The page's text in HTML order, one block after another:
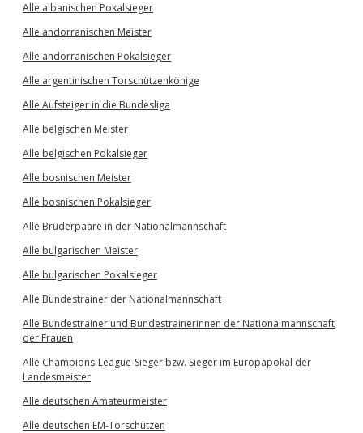
Alle albanischen Pokalsieger
Alle andorranischen Meister
Alle andorranischen Pokalsieger
Alle argentinischen Torschützenkönige
Alle Aufsteiger in die Bundesliga
Alle belgischen Meister
Alle belgischen Pokalsieger
Alle bosnischen Meister
Alle bosnischen Pokalsieger
Alle Brüderpaare in der Nationalmannschaft
Alle bulgarischen Meister
Alle bulgarischen Pokalsieger
Alle Bundestrainer der Nationalmannschaft
Alle Bundestrainer und Bundestrainerinnen der Nationalmannschaft
der Frauen
Alle Champions-League-Sieger bzw. Sieger im Europapokal der
Landesmeister
Alle deutschen Amateurmeister
Alle deutschen EM-Torschützen